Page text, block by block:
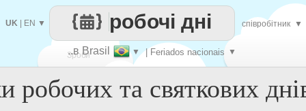
робочих та святкових
Зроби
кожен
..в Brasil ▼ | Feriados nacionais ▼
робочі дні
UK EN ▼ співробітник ▼